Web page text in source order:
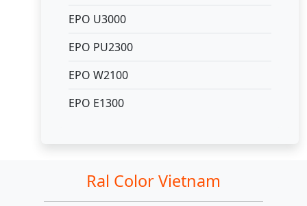
EPO U3000
EPO PU2300
EPO W2100
EPO E1300
Ral Color Vietnam